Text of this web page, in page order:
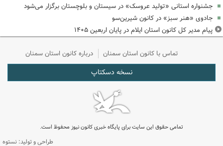
جشنواره استانی «تولید عروسک» در سیستان و بلوچستان برگزار می‌شود
جادوی «هنر سبز» در کانون شیرین‌سو
پیام مدیر کل کانون استان ایلام در پایان اربعین ۱۴۰۵
تماس با کانون استان سمنان درباره کانون استان سمنان
نسخه دسکتاپ
تمامی حقوق این سایت برای پایگاه خبری کانون نیوز محفوظ است.
طراحی و تولید: نستوه